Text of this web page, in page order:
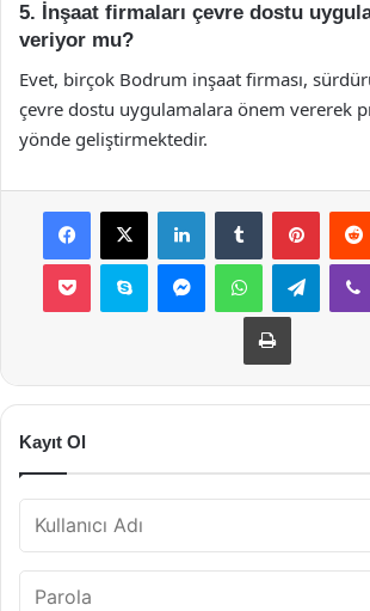
5. İnşaat firmaları çevre dostu
veriyor mu?
Evet, birçok Bodrum inşaat firması,
çevre dostu uygulamalara önem vererek
yönde geliştirmektedir.
Facebook
X LinkedInTumblr
Pocket Skype MessengerWhatsApp
Yazdır
Kayıt Ol